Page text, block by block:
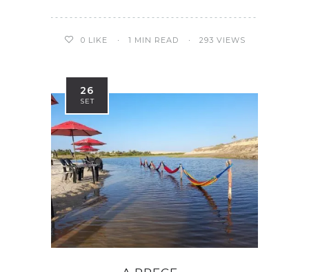
0 LIKE 1 MIN READ 293 VIEWS
26
SET